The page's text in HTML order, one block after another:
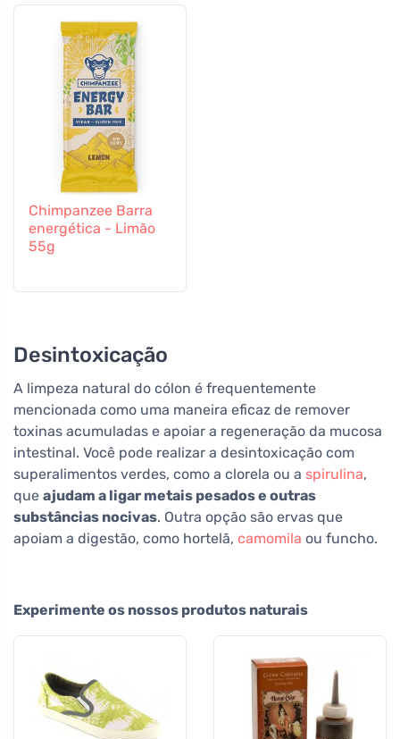
Chimpanzee Barra
energética - Limão
55g
Desintoxicação
A limpeza natural do cólon é frequentemente
mencionada como uma maneira eficaz de remover
toxinas acumuladas e apoiar a regeneração da mucosa
intestinal. Você pode realizar a desintoxicação com
superalimentos verdes, como a clorela ou a spirulina,
que ajudam a ligar metais pesados e outras
substâncias nocivas. Outra opção são ervas que
apoiam a digestão, como hortelã, camomila ou funcho.
Experimente os nossos produtos naturais